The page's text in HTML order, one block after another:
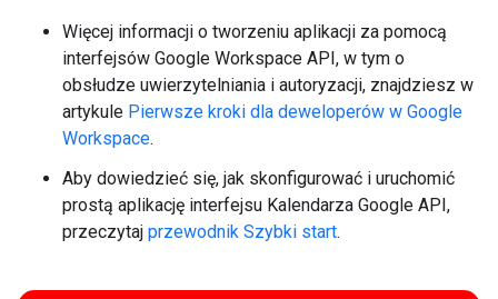
Więcej informacji o tworzeniu aplikacji za pomocą
interfejsów Google Workspace API, w tym o
obsłudze uwierzytelniania i autoryzacji, znajdziesz w
artykule Pierwsze kroki dla deweloperów w Google
Workspace.
Aby dowiedzieć się, jak skonfigurować i uruchomić
prostą aplikację interfejsu Kalendarza Google API,
przeczytaj przewodnik Szybki start.